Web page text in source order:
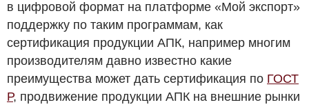
в цифровой формат на платформе «Мой экспорт»
поддержку по таким программам, как
сертификация продукции АПК, например многим
производителям давно известно какие
преимущества может дать сертификация по ГОСТ
Р, продвижение продукции АПК на внешние рынки